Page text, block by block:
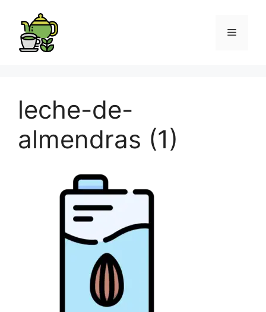
leche-de-
almendras (1)